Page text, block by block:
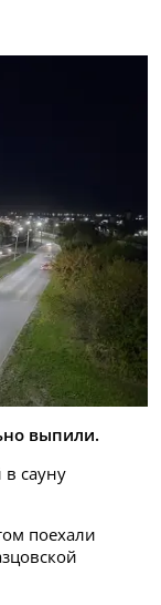
выпили.
сауну
поехали